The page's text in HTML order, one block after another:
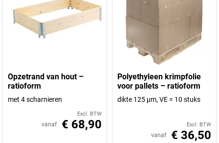
Opzetrand van hout –
ratioform
met 4 scharnieren
Excl. BTW
vanaf € 68,90
Polyethyleen krimpfolie
voor pallets – ratioform
dikte 125 µm, VE = 10 stuks
Excl. BTW
vanaf € 36,50